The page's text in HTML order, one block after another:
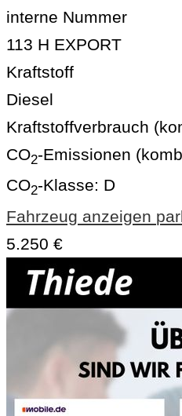
interne Nummer
113 H EXPORT
Kraftstoff
Diesel
Kraftstoffverbrauch
CO2-Emissionen
CO2-Klasse: D
Fahrzeug anzeigen
5.250 €